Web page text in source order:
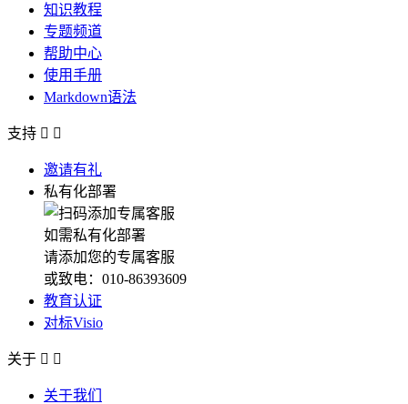
知识教程
专题频道
帮助中心
使用手册
Markdown语法
支持  
邀请有礼
私有化部署
如需私有化部署
请添加您的专属客服
或致电：010-86393609
教育认证
对标Visio
关于  
关于我们